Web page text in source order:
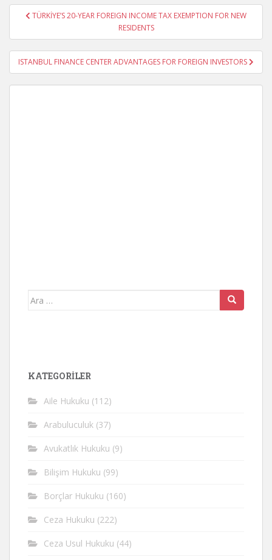
YazıTÜRKİYE’S 20-YEAR FOREIGN INCOME TAX EXEMPTION FOR NEW
RESIDENTS
ISTANBUL FINANCE CENTER ADVANTAGES FOR FOREIGN INVESTORS
Arama
KATEGORİLER
Aile Hukuku (112)
Arabuluculuk (37)
Avukatlık Hukuku (9)
Bilişim Hukuku (99)
Borçlar Hukuku (160)
Ceza Hukuku (222)
Ceza Usul Hukuku (44)